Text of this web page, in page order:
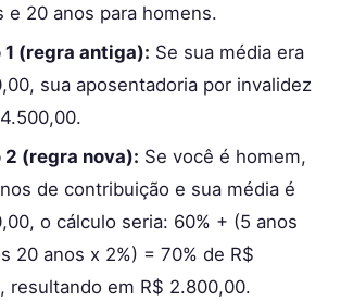
e 20 anos para homens.
1 (regra antiga): Se sua média era
sua aposentadoria por invalidez
2 (regra nova): Se você é homem,
de contribuição e sua média é
o cálculo seria: 60% + (5 anos
20 anos x 2%) = 70% de R$
resultando em R$ 2.800,00.